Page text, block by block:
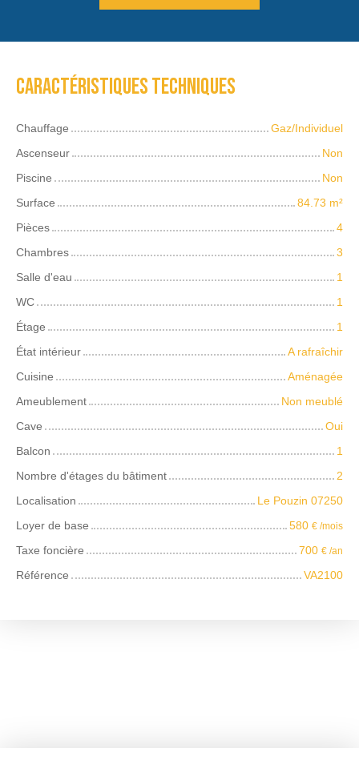
Caractéristiques techniques
Chauffage
Gaz/Individuel
Ascenseur
Non
Piscine
Non
Surface
84.73 m²
Pièces
4
Chambres
3
Salle d'eau
1
WC
1
Étage
1
État intérieur
A rafraîchir
Cuisine
Aménagée
Ameublement
Non meublé
Cave
Oui
Balcon
1
Nombre d'étages du bâtiment
2
Localisation
Le Pouzin 07250
Loyer de base
580 € /mois
Taxe foncière 700 € /an
Référence VA2100